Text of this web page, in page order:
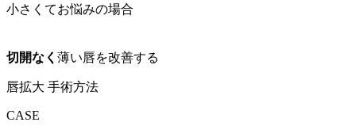
小さくてお悩みの場合
切開なく 薄い唇を改善する
唇拡大 手術方法
CASE